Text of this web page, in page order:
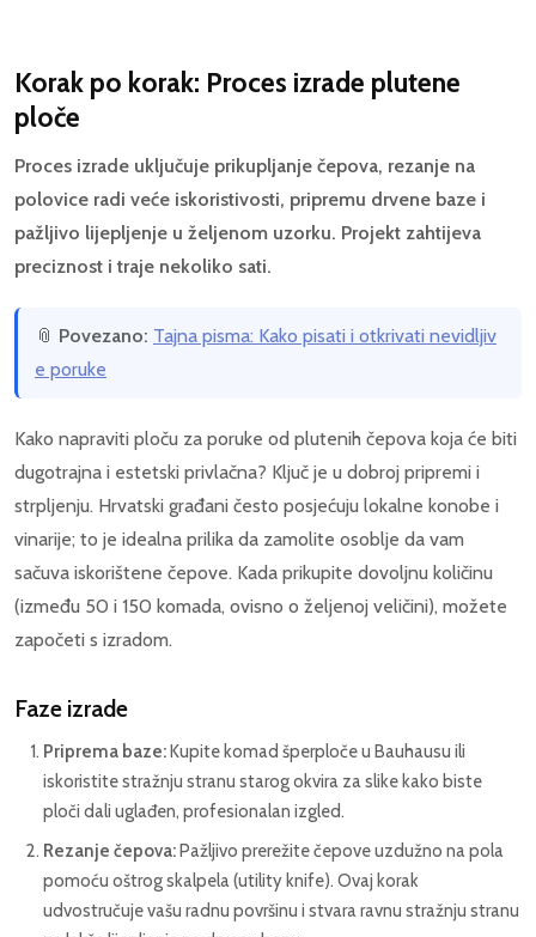
Korak po korak: Proces izrade plutene
ploče
Proces izrade uključuje prikupljanje čepova, rezanje na
polovice radi veće iskoristivosti, pripremu drvene baze i
pažljivo lijepljenje u željenom uzorku. Projekt zahtijeva
preciznost i traje nekoliko sati.
📎 Povezano: Tajna pisma: Kako pisati i otkrivati nevidljiv
e poruke
Kako napraviti ploču za poruke od plutenih čepova koja će biti
dugotrajna i estetski privlačna? Ključ je u dobroj pripremi i
strpljenju. Hrvatski građani često posjećuju lokalne konobe i
vinarije; to je idealna prilika da zamolite osoblje da vam
sačuva iskorištene čepove. Kada prikupite dovoljnu količinu
(između 50 i 150 komada, ovisno o željenoj veličini), možete
započeti s izradom.
Faze izrade
Priprema baze:Kupite komad šperploče u Bauhausu ili
iskoristite stražnju stranu starog okvira za slike kako biste
ploči dali uglađen, profesionalan izgled.
Rezanje čepova:Pažljivo prerežite čepove uzdužno na pola
pomoću oštrog skalpela (utility knife). Ovaj korak
udvostručuje vašu radnu površinu i stvara ravnu stražnju stranu